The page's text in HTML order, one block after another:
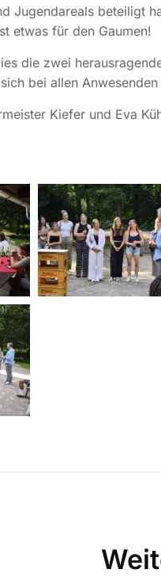
Jugendareals beteiligt
etwas für den Gaumen!
die zwei
bei allen
Kiefer und Eva